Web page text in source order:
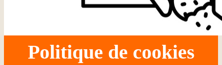
Politique de cookies